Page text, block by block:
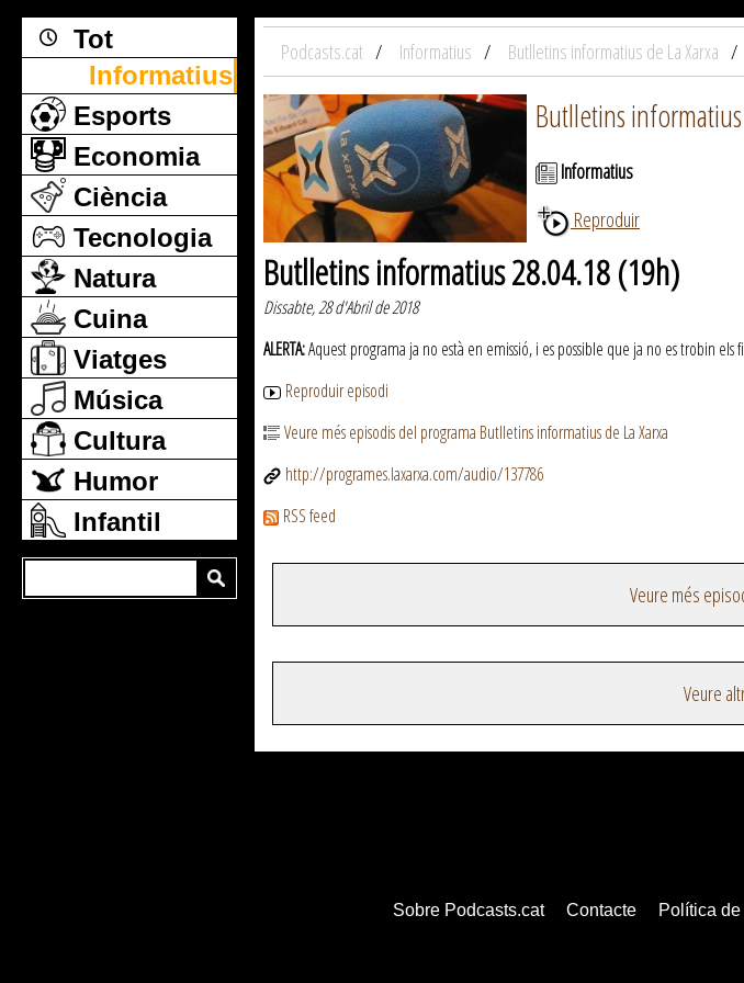
Tot
Informatius
Esports
Economia
Ciència
Tecnologia
Natura
Cuina
Viatges
Música
Cultura
Humor
Infantil
Podcasts.cat Informatius Butlletins informatius de La Xarxa
Butlletins informatius
Informatius
Reproduir
Butlletins informatius 28.04.18 (19h)
Dissabte, 28 d'Abril de 2018
ALERTA:Aquest programa ja no està en emissió, i es possible que ja no es trobin els
Reproduir episodi
Veure més episodis del programa Butlletins informatius de La Xarxa
http://programes.laxarxa.com/audio/137786
RSS feed
Veure més
Veure
Sobre Podcasts.cat Contacte Política